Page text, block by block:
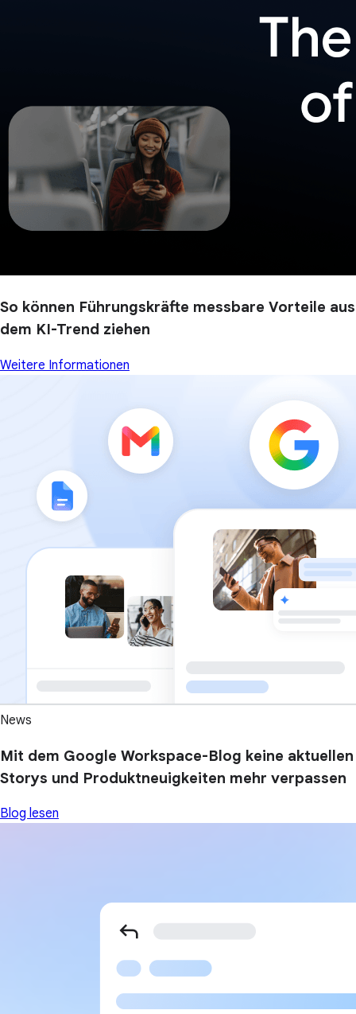
So können Führungskräfte messbare Vorteile aus
dem KI-Trend ziehen
Weitere Informationen
News
Mit dem Google Workspace-Blog keine aktuellen
Storys und Produktneuigkeiten mehr verpassen
Blog lesen